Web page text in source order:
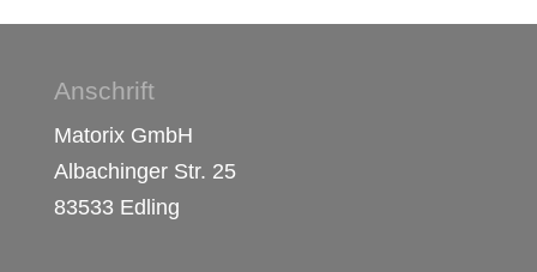
Anschrift
Matorix GmbH
Albachinger Str. 25
83533 Edling